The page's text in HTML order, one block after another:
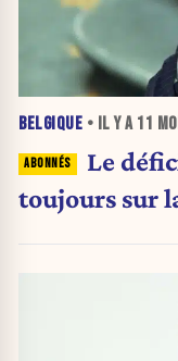
BELGIQUE • IL Y A 11
Le
toujours sur